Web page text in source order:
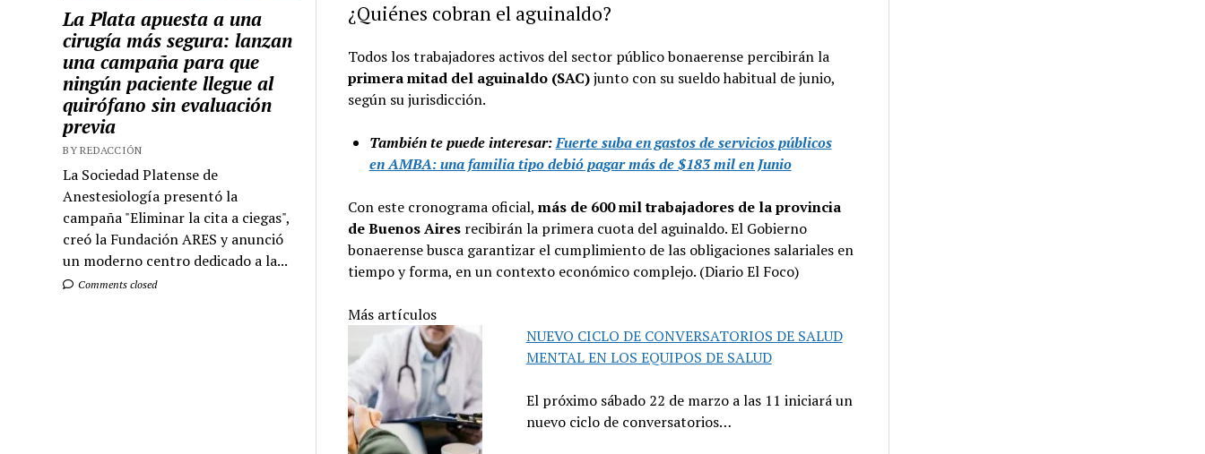
La Plata apuesta a una
cirugía más segura: lanzan
una campaña para que
ningún paciente llegue al
quirófano sin evaluación
previa
BY REDACCIÓN
La Sociedad Platense de
Anestesiología presentó la
campaña "Eliminar la cita a ciegas",
creó la Fundación ARES y anunció
un moderno centro dedicado a la...
Comments closed
¿Quiénes cobran el aguinaldo?
Todos los trabajadores activos del sector público bonaerense percibirán la
primera mitad del aguinaldo (SAC)junto con su sueldo habitual de junio,
según su jurisdicción.
También te puede interesar:Fuerte suba en gastos de servicios públicos
en AMBA: una familia tipo debió pagar más de $183 mil en Junio
Con este cronograma oficial, más de 600 mil trabajadores de la provincia
de Buenos Airesrecibirán la primera cuota del aguinaldo. El Gobierno
bonaerense busca garantizar el cumplimiento de las obligaciones salariales en
tiempo y forma, en un contexto económico complejo. (Diario El Foco)
Más artículos
NUEVO CICLO DE CONVERSATORIOS DE SALUD
MENTAL EN LOS EQUIPOS DE SALUD
El próximo sábado 22 de marzo a las 11 iniciará un
nuevo ciclo de conversatorios…